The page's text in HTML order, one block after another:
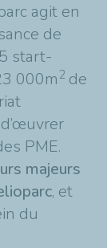
agit en
de
start-
000m2 de
PME.
majeurs
, et
du